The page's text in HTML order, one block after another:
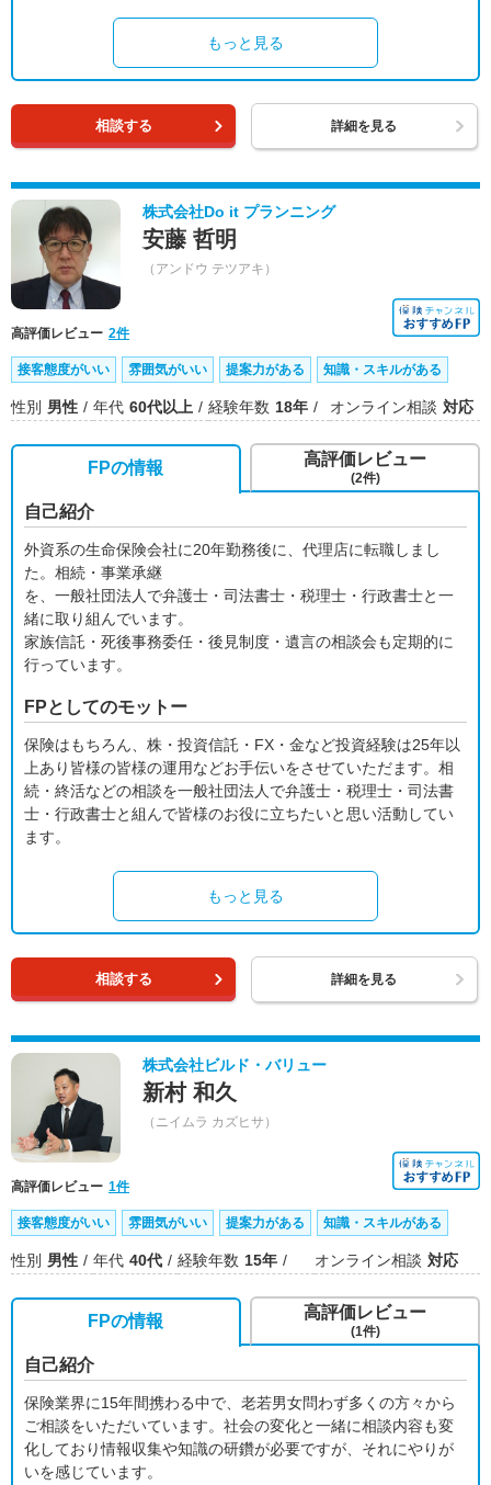
もっと見る
相談する 詳細を見る
株式会社Do it プランニング
安藤 哲明
（アンドウ テツアキ）
高評価レビュー 2件
接客態度がいい 雰囲気がいい 提案力がある 知識・スキルがある
性別 男性 年代 60代以上 経験年数 18年 オンライン相談 対応
FPの情報
自己紹介
外資系の生命保険会社に20年勤務後に、代理店に転職しまし
た。相続・事業承継
を、一般社団法人で弁護士・司法書士・税理士・行政書士と一
緒に取り組んでいます。
家族信託・死後事務委任・後見制度・遺言の相談会も定期的に
行っています。
FPとしてのモットー
保険はもちろん、株・投資信託・FX・金など投資経験は25年以
上あり皆様の皆様の運用などお手伝いをさせていただます。相
続・終活などの相談を一般社団法人で弁護士・税理士・司法書
士・行政書士と組んで皆様のお役に立ちたいと思い活動してい
ます。
もっと見る
高評価レビュー
(2件)
相談する 詳細を見る
株式会社ビルド・バリュー
新村 和久
（ニイムラ カズヒサ）
高評価レビュー 1件
接客態度がいい 雰囲気がいい 提案力がある 知識・スキルがある
性別 男性 年代 40代 経験年数 15年 オンライン相談 対応
FPの情報
自己紹介
保険業界に15年間携わる中で、老若男女問わず多くの方々から
ご相談をいただいています。社会の変化と一緒に相談内容も変
化しており情報収集や知識の研鑽が必要ですが、それにやりが
いを感じています。
高評価レビュー
(1件)